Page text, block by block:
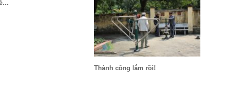
Thành công lắm rồi!